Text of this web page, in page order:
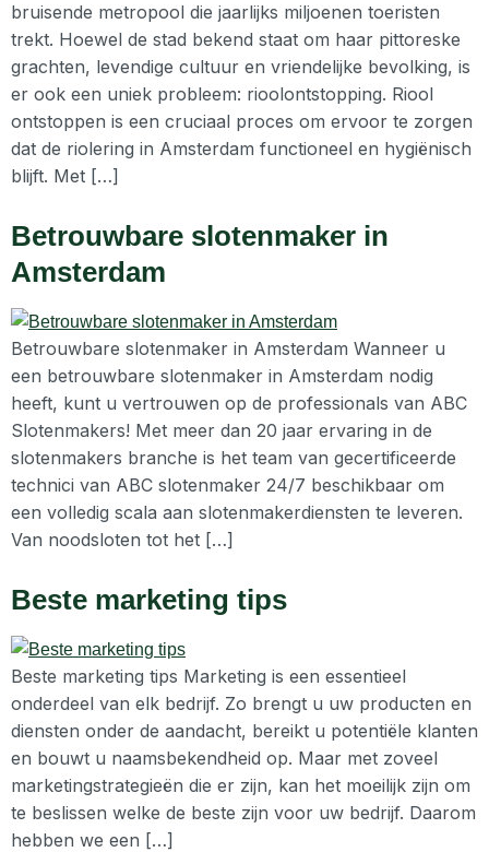
bruisende metropool die jaarlijks miljoenen toeristen
trekt. Hoewel de stad bekend staat om haar pittoreske
grachten, levendige cultuur en vriendelijke bevolking, is
er ook een uniek probleem: rioolontstopping. Riool
ontstoppen is een cruciaal proces om ervoor te zorgen
dat de riolering in Amsterdam functioneel en hygiënisch
blijft. Met […]
Betrouwbare slotenmaker in
Amsterdam
Betrouwbare slotenmaker in Amsterdam Wanneer u
een betrouwbare slotenmaker in Amsterdam nodig
heeft, kunt u vertrouwen op de professionals van ABC
Slotenmakers! Met meer dan 20 jaar ervaring in de
slotenmakers branche is het team van gecertificeerde
technici van ABC slotenmaker 24/7 beschikbaar om
een volledig scala aan slotenmakerdiensten te leveren.
Van noodsloten tot het […]
Beste marketing tips
Beste marketing tips Marketing is een essentieel
onderdeel van elk bedrijf. Zo brengt u uw producten en
diensten onder de aandacht, bereikt u potentiële klanten
en bouwt u naamsbekendheid op. Maar met zoveel
marketingstrategieën die er zijn, kan het moeilijk zijn om
te beslissen welke de beste zijn voor uw bedrijf. Daarom
hebben we een […]